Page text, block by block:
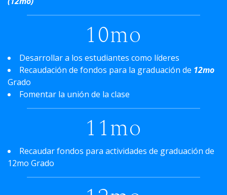
10mo
Desarrollar a los estudiantes como líderes
Recaudación de fondos para la graduación de 12mo
Grado
Fomentar la unión de la clase
11mo
Recaudar fondos para actividades de graduación de
12mo Grado